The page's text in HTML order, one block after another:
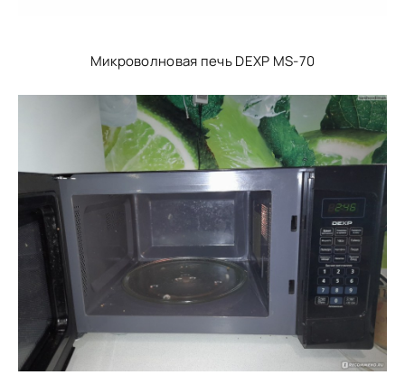
Микроволновая печь DEXP MS-70